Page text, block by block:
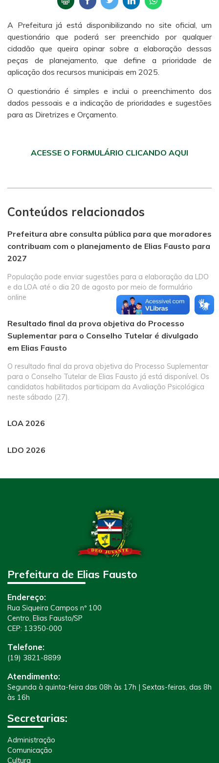
A Prefeitura já está disponibilizando no site oficial, um
questionário que poderá ser preenchido por qualquer
cidadão que queira opinar sobre a elaboração dessas
peças de planejamento, que define a prioridade de
aplicação dos recursos municipais em 2025.
O questionário é simples e inclui o preenchimento dos
dados pessoais e a indicação de prioridades e sugestões
para as Diretrizes e Orçamento.
ACESSE O FORMULÁRIO CLICANDO AQUI
Conteúdos relacionados
Prefeitura abre consulta pública para que moradores
contribuam com o planejamento de Elias Fausto para
2027
População pode enviar sugestões para a elaboração da LDO
e da LOA até o dia 20 de agosto por meio de formulário
online
Resultado final da prova objetiva do Processo
Suplementar para o Conselho Tutelar é divulgado
em Elias Fausto
O resultado final da prova objetiva do Processo Suplementar
para o Conselho Tutelar de Elias Fausto já está disponível. Os
candidatos habilitados participam da Avaliação Psicológica
neste sábado (27).
LOA 2026
LDO 2026
Prefeitura de Elias Fausto
Endereço:
Rua Siqueira Campos nº 100
Centro, Elias Fausto/SP
CEP: 13350-000
Telefone:
(19) 3821-8899
Atendimento:
Segunda à quinta-feira das 08h às 17h | Sextas-feiras, das 8h
às 16h
Secretarias:
Administração
Comunicação
Cultura